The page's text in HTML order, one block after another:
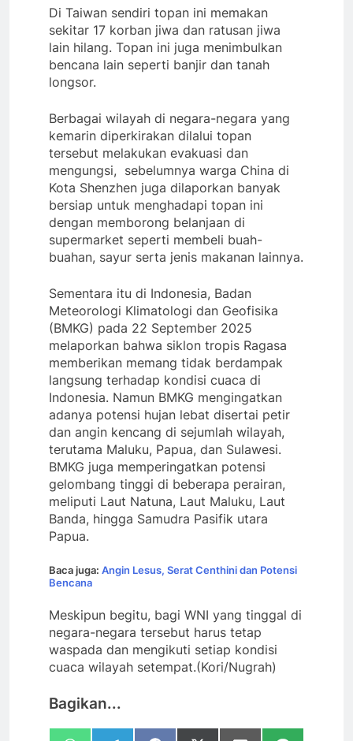
Di Taiwan sendiri topan ini memakan
sekitar 17 korban jiwa dan ratusan jiwa
lain hilang. Topan ini juga menimbulkan
bencana lain seperti banjir dan tanah
longsor.
Berbagai wilayah di negara-negara yang
kemarin diperkirakan dilalui topan
tersebut melakukan evakuasi dan
mengungsi, sebelumnya warga China di
Kota Shenzhen juga dilaporkan banyak
bersiap untuk menghadapi topan ini
dengan memborong belanjaan di
supermarket seperti membeli buah-
buahan, sayur serta jenis makanan lainnya.
Sementara itu di Indonesia, Badan
Meteorologi Klimatologi dan Geofisika
(BMKG) pada 22 September 2025
melaporkan bahwa siklon tropis Ragasa
memberikan memang tidak berdampak
langsung terhadap kondisi cuaca di
Indonesia. Namun BMKG mengingatkan
adanya potensi hujan lebat disertai petir
dan angin kencang di sejumlah wilayah,
terutama Maluku, Papua, dan Sulawesi.
BMKG juga memperingatkan potensi
gelombang tinggi di beberapa perairan,
meliputi Laut Natuna, Laut Maluku, Laut
Banda, hingga Samudra Pasifik utara
Papua.
Baca juga: Angin Lesus, Serat Centhini dan Potensi
Bencana
Meskipun begitu, bagi WNI yang tinggal di
negara-negara tersebut harus tetap
waspada dan mengikuti setiap kondisi
cuaca wilayah setempat.(Kori/Nugrah)
Bagikan...